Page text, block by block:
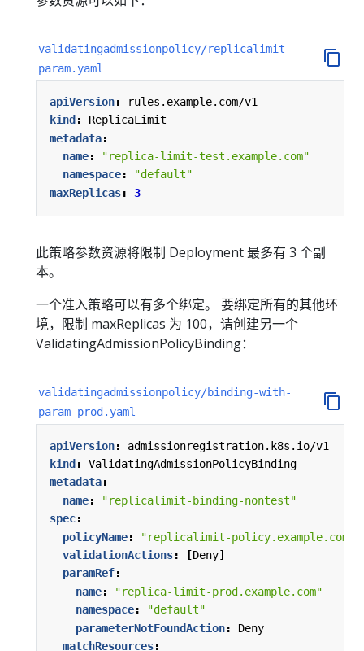
validatingadmissionpolicy/replicalimit-
param.yaml
apiVersion:
rules.example.com/v1
kind :
ReplicaLimit
metadata:
name:
"replica-limit-test.example.com"
namespace:
"default"
maxReplicas: 3
此策略参数资源将限制 Deployment 最多有 3 个副
本。
一个准入策略可以有多个绑定。 要绑定所有的其他环
境，限制 maxReplicas 为 100，请创建另一个
ValidatingAdmissionPolicyBinding：
validatingadmissionpolicy/binding-with-
param-prod.yaml
apiVersion:
admissionregistration.k8s.io/v1
kind :
ValidatingAdmissionPolicyBinding
metadata:
name:
"replicalimit-binding-nontest"
spec:
policyName:
"replicalimit-policy.example.com"
validationActions: [Deny]
paramRef:
name:
"replica-limit-prod.example.com"
namespace:
"default"
parameterNotFoundAction:
Deny
matchResources: